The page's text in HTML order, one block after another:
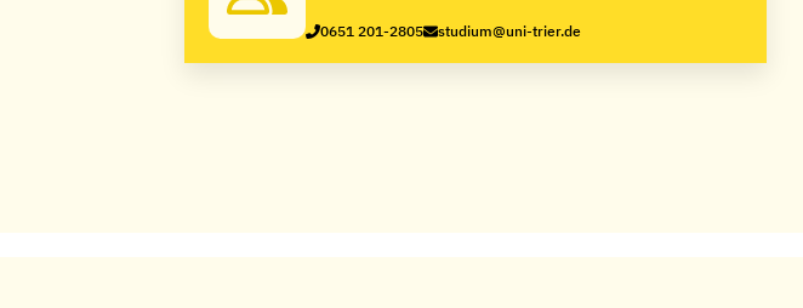
0651 201-2805 studium@uni-trier.de